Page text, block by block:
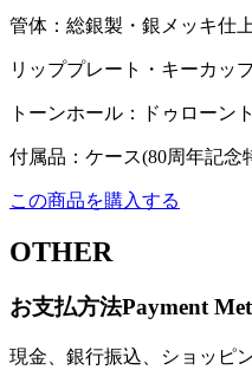
管体：総銀製・銀メッキ仕
リッププレート・キーカッ
トーンホール：ドゥローン
付属品：ケース(80周年記
この商品を購入する
OTHER
お支払方法Payment
現金、銀行振込、ショッピ